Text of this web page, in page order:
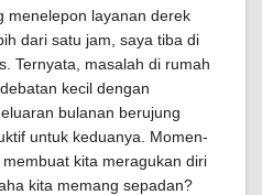
menelepon layanan derek
dari satu jam, saya tiba di
Ternyata, masalah di rumah
kecil dengan
bulanan berujung
untuk keduanya. Momen-
kita meragukan diri
kita memang sepadan?